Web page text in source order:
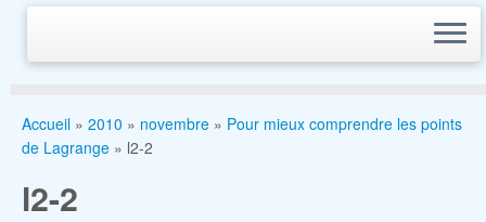
Accueil » 2010 » novembre » Pour mieux comprendre les points
de Lagrange » l2-2
l2-2